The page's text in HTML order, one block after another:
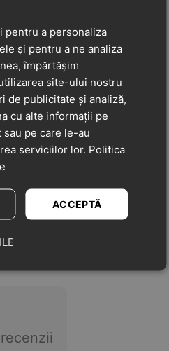
cu un design respirabil și
de alergare. Această
prin energie și farmec
și material cu aspect de
și flexibilă, care oferă
la joacă și alergare.
protejând piciorul și
scai și șireturi elastice
pentru a personaliza
și pentru a ne analiza
împărtășim
site-ului nostru
de publicitate și analiză,
cu alte informații pe
pe care le-au
serviciilor lor. Politica
ACCEPTĂ